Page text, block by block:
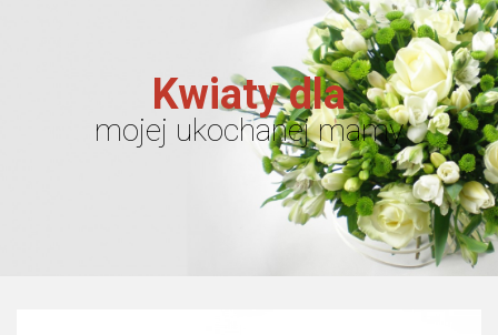
Kwiaty dla
mojej ukochanej mamy